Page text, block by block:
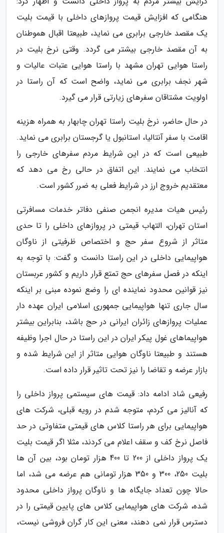
هنگامی که افزایش قیمت پروازهای داخلی با قیمت بلیت
یک مقصد خارجی برابری می نماید، طبیعتا اقبال هموطنان
به آن مقصد خارجی بیشتر می گردد. وقتی نرخ بلیت در
راستا هوایی تهران مشهد با راستا هوایی عتبات عالیات و
شهر نجف برابری می نماید، واضح است که آن راستا در
اولویت مشتاقان سفرهای زیارتی قرار می گیرد.
در حال حاضر، نرخ بلیت راستا تهران چابهار به همراه هزینه
اقامت با سفر آنتالیا، استانبول یا گرجستان برابری می نماید.
طبیعی است که در این شرایط مردم سفرهای خارجی را
انتخاب می نمایند. این اتفاق در حالی رخ می دهد که
معتقدیم خروج ارز در شرایط فعلی به ضرر کشور است.
رئیس هیات مدیره انجمن صنفی دفاتر خدمات مسافرتی
استان تهران، التهاب قیمتی در پروازهای داخلی را تا حدی
متاثر از شروع سفر حج و اختصاص ظرفیتی از ناوگان
هواپیمایی داخلی در این راستا دانست و گفت: با توجه به
اینکه در فصل سفرهای حج تمتع قرار داریم و کشور عربستان
نیز قوانین محدود نماینده ای را وضع نموده مبنی بر اینکه
سال جاری تنها هواپیمایی جمهوری اسلامی ایران عهده دار
عملیات پروازهای زائران ایرانی در حج باشد، بنابراین بیشتر
هواپیماهای غول پیکر ایران در این راستا در حال اجرا وظیفه
هستند و طبیعتا ناوگان هوایی متاثر از این شرایط شده و
بازار عرضه و تقاضا را نیز تحت تاثیر قرار داده است.
رفیعی شاد ادامه داد: قیمت های سیستمی پرواز داخلی را
که آنالیز می کردم، متوجه شدم در رویه قبلی، شرکت های
هواپیمایی برای هر راستا کلاس های قیمتی متفاوتی در حد
فاصل نرخ کف و سقف اعلام می کردند، مثلا اگر قیمت بلیت
یک پرواز داخلی از 200 تا 400 هزار تومان بود، بین آن ها
بلیت 250، 300 و 350 هزار تومانی هم عرضه می شد، اما
حالا چون تعداد جایگاه ها و ناوگان پرواز داخلی محدود
شده، شرکت های هواپیمایی کلاس های پایین قیمتی را در
دسترس قرار نمی دهند، معنی این کار گران فروشی نیست،